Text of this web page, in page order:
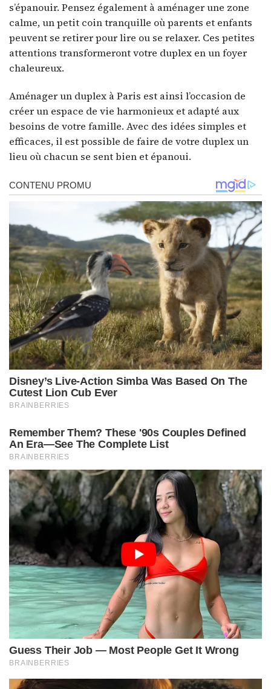
s’épanouir. Pensez également à aménager une zone
calme, un petit coin tranquille où parents et enfants
peuvent se retirer pour lire ou se relaxer. Ces petites
attentions transformeront votre duplex en un foyer
chaleureux.
Aménager un duplex à Paris est ainsi l’occasion de
créer un espace de vie harmonieux et adapté aux
besoins de votre famille. Avec des idées simples et
efficaces, il est possible de faire de votre duplex un
lieu où chacun se sent bien et épanoui.